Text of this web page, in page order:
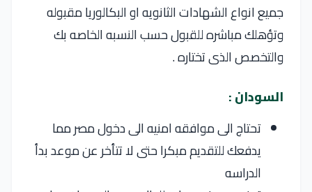
جميع انواع الشهادات الثانويه او البكالوريا مقبوله
وتؤهلك مباشره للقبول حسب النسبه الخاصه بك
والتخصص الذى تختاره .
السودان :
تحتاج الى موافقه امنيه الى دخول مصر مما
يدفعك للتقديم مبكرا حتى لا تتأخر عن موعد بدأ
الدراسه